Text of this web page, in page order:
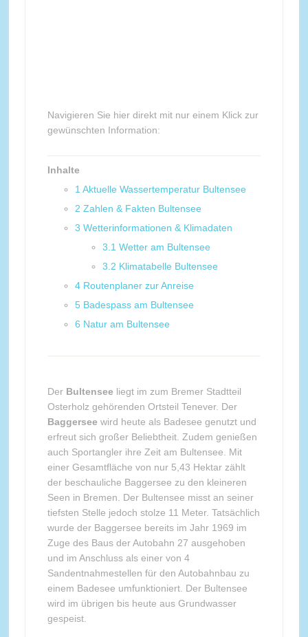
Navigieren Sie hier direkt mit nur einem Klick zur
gewünschten Information:
Inhalte
1 Aktuelle Wassertemperatur Bultensee
2 Zahlen & Fakten Bultensee
3 Wetterinformationen & Klimadaten
3.1 Wetter am Bultensee
3.2 Klimatabelle Bultensee
4 Routenplaner zur Anreise
5 Badespass am Bultensee
6 Natur am Bultensee
Der Bultensee liegt im zum Bremer Stadtteil
Osterholz gehörenden Ortsteil Tenever. Der
Baggersee wird heute als Badesee genutzt und
erfreut sich großer Beliebtheit. Zudem genießen
auch Sportangler ihre Zeit am Bultensee. Mit
einer Gesamtfläche von nur 5,43 Hektar zählt
der beschauliche Baggersee zu den kleineren
Seen in Bremen. Der Bultensee misst an seiner
tiefsten Stelle jedoch stolze 11 Meter. Tatsächlich
wurde der Baggersee bereits im Jahr 1969 im
Zuge des Baus der Autobahn 27 ausgehoben
und im Anschluss als einer von 4
Sandentnahmestellen für den Autobahnbau zu
einem Badesee umfunktioniert. Der Bultensee
wird im übrigen bis heute aus Grundwasser
gespeist.